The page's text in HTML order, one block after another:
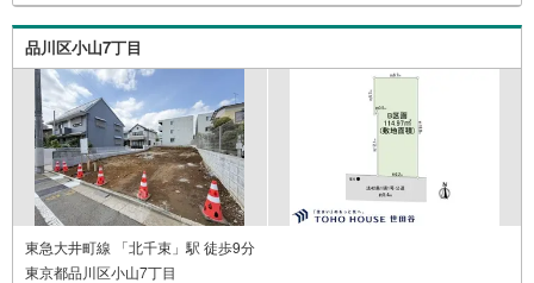
きます弊社が会員様のみにご提供する先行公開物件も多数
ご提案いたします。ホームページにて会員登録ください資
料請求は【下部のオレンジ色資料請求ボタン】よりお問い
合わせください
品川区小山7丁目
東急大井町線 「北千束」駅 徒歩9分
東京都品川区小山7丁目